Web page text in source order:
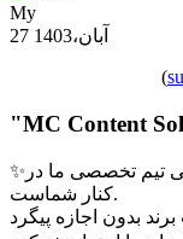
My
27 آبان،1403
(
"MC Content
✨برای رفع مشکلات فنی سیستم عامل همراهی تیم تخصصی ما در
کنار شماست.
بدون اجازه پیگرد